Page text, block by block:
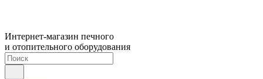
Интернет-магазин печного
и отопительного оборудования